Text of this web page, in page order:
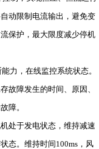
动限制电流输出，避免变
保护，最大限度减少停机
力，在线监控系统状态。
故障发生的时间、原因、
障。
处于发电状态，维持减速
态。维持时间100ms，风